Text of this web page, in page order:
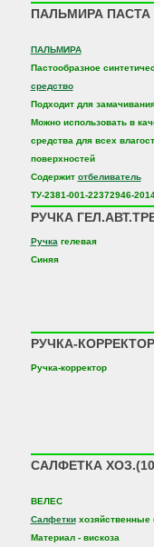
ПАЛЬМИРА ПАСТА
ПАЛЬМИРА
Пастообразное
средство
Подходит для
Можно использовать в
средства для всех
поверхностей
Содержит отбеливатель
ТУ-2381-001-22372946-
РУЧКА
Ручка гелевая
Синяя
РУЧКА-КОРРЕКТОР
Ручка-корректор
САЛФЕТКА
ВЕЛЕС
Салфеткихозяйственные
Материал - вискоза